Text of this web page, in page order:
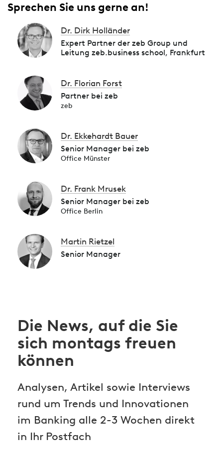
Sprechen Sie uns gerne an!
Dr. Dirk Holländer
Expert Partner der zeb Group und
Leitung zeb.business school, Frankfurt
Dr. Florian Forst
Partner bei zeb
zeb
Dr. Ekkehardt Bauer
Senior Manager bei zeb
Office Münster
Dr. Frank Mrusek
Senior Manager bei zeb
Office Berlin
Martin Rietzel
Senior Manager
Die News, auf die Sie
sich montags freuen
können
Analysen, Artikel sowie Interviews
rund um Trends und Innovationen
im Banking alle 2-3 Wochen direkt
in Ihr Postfach